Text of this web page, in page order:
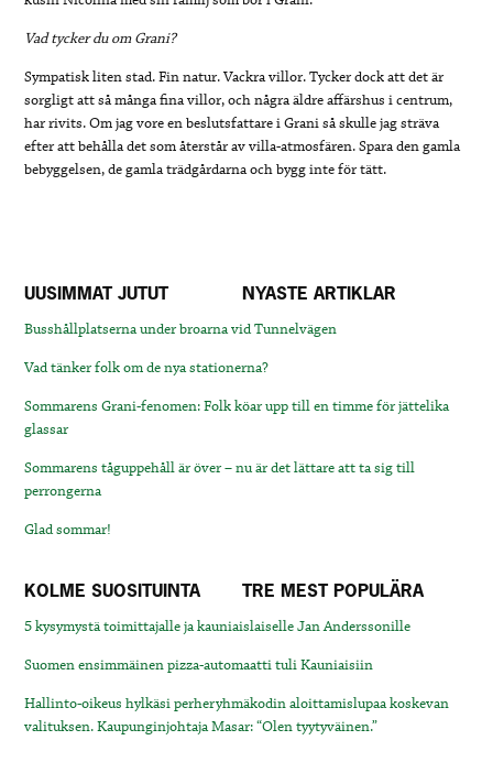
Vad tycker du om Grani?
Sympatisk liten stad. Fin natur. Vackra villor. Tycker dock att det är
sorgligt att så många fina villor, och några äldre affärshus i centrum,
har rivits. Om jag vore en beslutsfattare i Grani så skulle jag sträva
efter att behålla det som återstår av villa-atmosfären. Spara den gamla
bebyggelsen, de gamla trädgårdarna och bygg inte för tätt.
UUSIMMAT JUTUT NYASTE ARTIKLAR
Busshållplatserna under broarna vid Tunnelvägen
Vad tänker folk om de nya stationerna?
Sommarens Grani-fenomen: Folk köar upp till en timme för jättelika
glassar
Sommarens tåguppehåll är över – nu är det lättare att ta sig till
perrongerna
Glad sommar!
KOLME SUOSITUINTA TRE MEST POPULÄRA
5 kysymystä toimittajalle ja kauniaislaiselle Jan Anderssonille
Suomen ensimmäinen pizza-automaatti tuli Kauniaisiin
Hallinto-oikeus hylkäsi perheryhmäkodin aloittamislupaa koskevan
valituksen. Kaupunginjohtaja Masar: “Olen tyytyväinen.”